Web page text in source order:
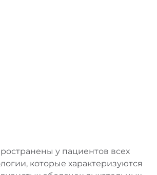
у пациентов всех
которые характеризуются